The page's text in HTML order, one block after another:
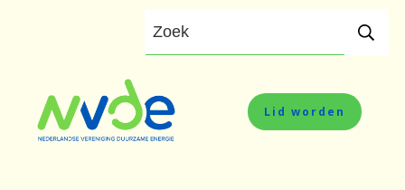
Lid worden